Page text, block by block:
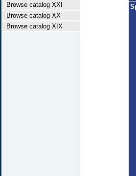
Browse catalog XXI
Browse catalog XX
Browse catalog XIX